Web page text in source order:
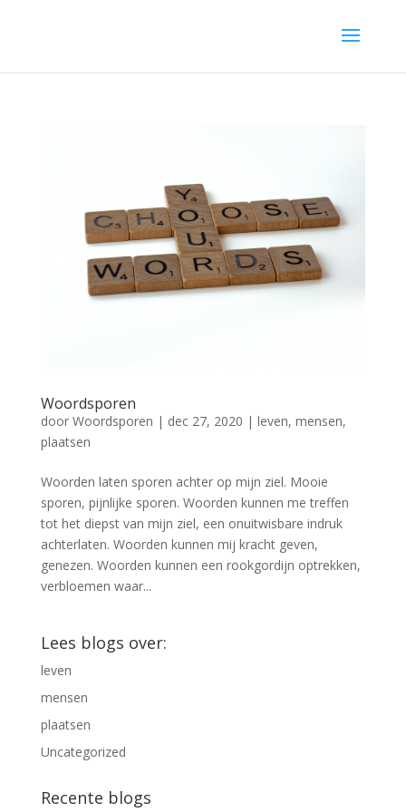
Woordsporen
door Woordsporen | dec 27, 2020 | leven, mensen,
plaatsen
Woorden laten sporen achter op mijn ziel. Mooie
sporen, pijnlijke sporen. Woorden kunnen me treffen
tot het diepst van mijn ziel, een onuitwisbare indruk
achterlaten. Woorden kunnen mij kracht geven,
genezen. Woorden kunnen een rookgordijn optrekken,
verbloemen waar...
Lees blogs over:
leven
mensen
plaatsen
Uncategorized
Recente blogs